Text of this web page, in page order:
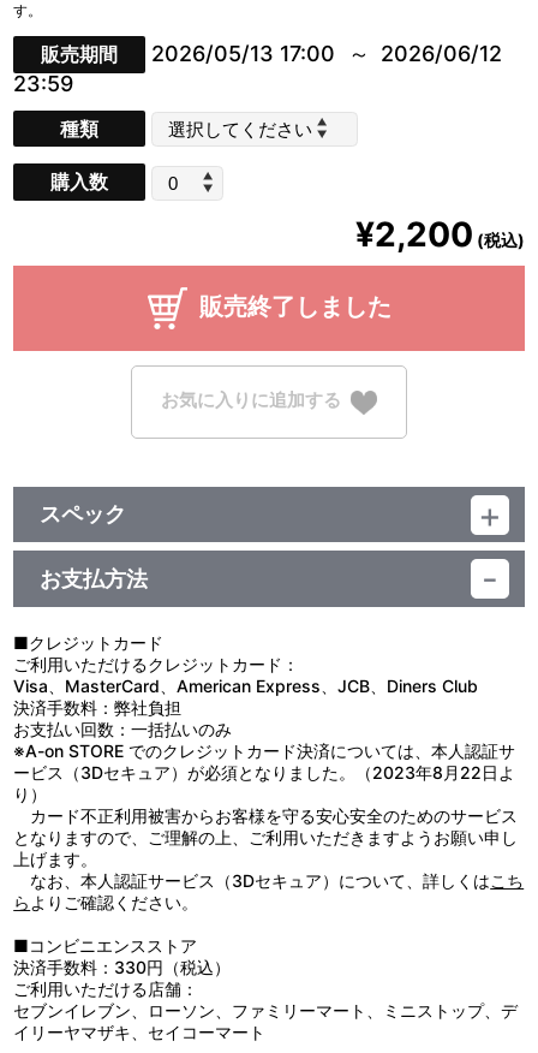
す。
販売期間 2026/05/13 17:00
2026/06/12
23:59
種類
購入数
¥2,200 (税込)
販売終了しました
お気に入りに追加する
スペック
品番：BCTJ-5669,BCTJ-5670
サイズ：約W120×H280mm
素材：ポリエステル、鉄、他
お支払方法
■クレジットカード
ご利用いただけるクレジットカード：
Visa、MasterCard、American Express、JCB、Diners Club
決済手数料：弊社負担
お支払い回数：一括払いのみ
※A-on STORE でのクレジットカード決済については、本人認証サ
ービス（3Dセキュア）が必須となりました。（2023年8月22日よ
り）
カード不正利用被害からお客様を守る安心安全のためのサービス
となりますので、ご理解の上、ご利用いただきますようお願い申し
上げます。
なお、本人認証サービス（3Dセキュア）について、詳しくはこち
ら よりご確認ください。
■コンビニエンスストア
決済手数料：330円（税込）
ご利用いただける店舗：
セブンイレブン、ローソン、ファミリーマート、ミニストップ、デ
イリーヤマザキ、セイコーマート